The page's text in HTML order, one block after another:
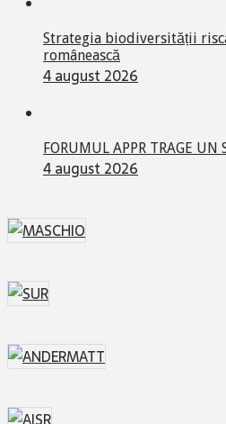
Strategia biodiversității
românească
4 august 2026
FORUMUL APPR TRAGE UN
4 august 2026